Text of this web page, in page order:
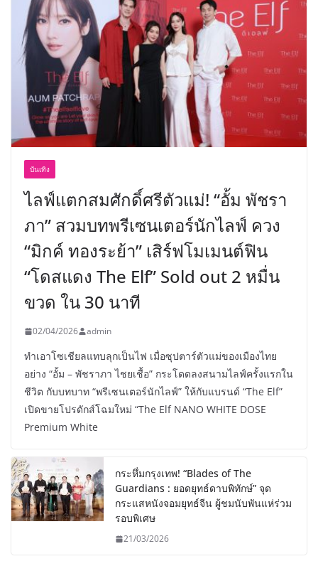
อร่อย ยกเมนูระดับตำนาน “ข้าวหน้าไก่
ราชวงศ์” พุ่งทะยานสู่น่านฟ้า
บันเทิง
ไลฟ์แตกสมศักดิ์ศรีตัวแม่! “อั้ม พัชรา
ภา” สวมบทพรีเซนเตอร์นักไลฟ์ ควง
“มิกค์ ทองระย้า” เสิร์ฟโมเมนต์ฟิน
“โดสแดง The Elf” Sold out 2 หมื่น
ขวด ใน 30 นาที
02/04/2026 admin
ทำเอาโซเชียลแทบลุกเป็นไฟ เมื่อซุปตาร์ตัวแม่ของเมืองไทย
อย่าง “อั้ม – พัชราภา ไชยเชื้อ” กระโดดลงสนามไลฟ์ครั้งแรกใน
ชีวิต กับบทบาท “พรีเซนเตอร์นักไลฟ์” ให้กับแบรนด์ “The Elf”
เปิดขายโปรดักส์โฉมใหม่ “The Elf NANO WHITE DOSE
Premium White
กระหึ่มกรุงเทพ! “Blades of The
Guardians : ยอดยุทธ์ดาบพิทักษ์” จุด
กระแสหนังจอมยุทธ์จีน ผู้ชมนับพันแห่ร่วม
รอบพิเศษ
21/03/2026